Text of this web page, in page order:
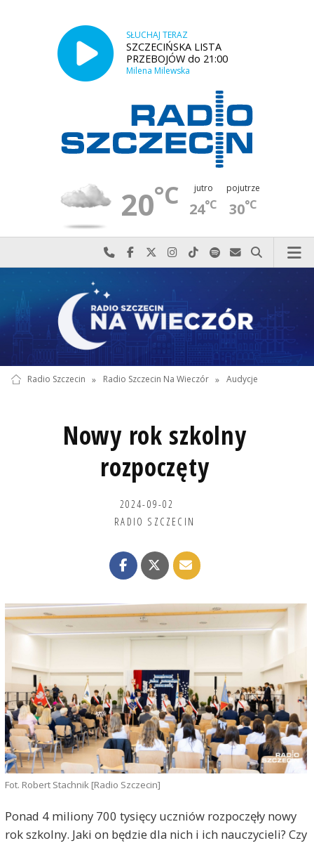
SŁUCHAJ TERAZ
SZCZECIŃSKA LISTA
PRZEBOJÓW do 21:00
Milena Milewska
20°C jutro
24°C
pojutrze
30°C
Najlepiej po prostu do nas zadzwoń
Odwiedź nas na Facebook-u
Odwiedź nas na X
Odwiedź nas na Instagram-ie
Odwiedź nas na TikTok-u
Szukaj nas na Spotify
Wyślij do nas
Szukaj
Radio Szczecin » Radio Szczecin Na Wieczór » Audycje
Nowy rok szkolny
rozpoczęty
2024-09-02
RADIO SZCZECIN
Fot. Robert Stachnik [Radio Szczecin]
Ponad 4 miliony 700 tysięcy uczniów rozpoczęły nowy
rok szkolny. Jaki on będzie dla nich i ich nauczycieli? Czy